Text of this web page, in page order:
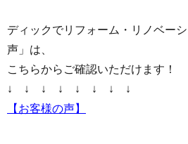
ディックでリフォーム・リノベー
声」は、
こちらからご確認いただけます！
↓ ↓ ↓ ↓ ↓ ↓ ↓ ↓
【お客様の声】